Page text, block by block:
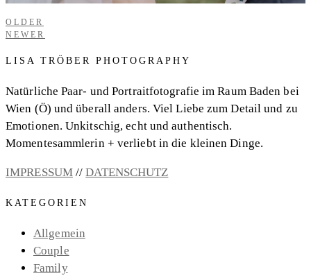
OLDER
NEWER
LISA TRÖBER PHOTOGRAPHY
Natürliche Paar- und Portraitfotografie im Raum Baden bei
Wien (Ö) und überall anders. Viel Liebe zum Detail und zu
Emotionen. Unkitschig, echt und authentisch.
Momentesammlerin + verliebt in die kleinen Dinge.
IMPRESSUM//DATENSCHUTZ
KATEGORIEN
Allgemein
Couple
Family